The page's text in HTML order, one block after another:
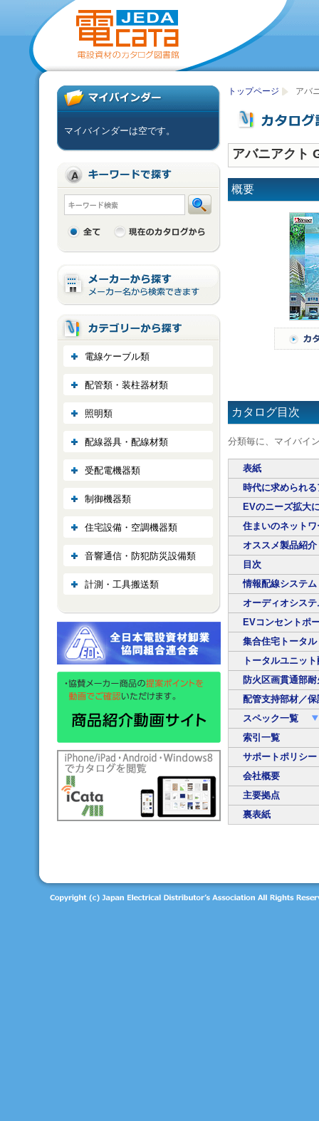
トップページ アバ
アバニアクト
概要
カタログ目次
分類毎に、マイバイ
表紙
時代に求められ
EVのニーズ拡大
住まいのネット
オススメ製品紹介
目次
情報配線システム
オーディオシス
EVコンセントポ
集合住宅トータ
トータルユニッ
防火区画貫通部
配管支持部材／
スペック一覧
索引一覧
サポートポリシー
会社概要
主要拠点
裏表紙
マイバインダーは空です。
電線ケーブル類
配管類・装柱器材類
照明類
配線器具・配線材類
受配電機器類
制御機器類
住宅設備・空調機器類
音響通信・防犯防災設備類
計測・工具搬送類